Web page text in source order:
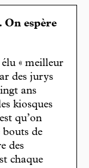
espère
« meilleur
des jurys
ans
kiosques
qu’on
bouts de
des
chaque